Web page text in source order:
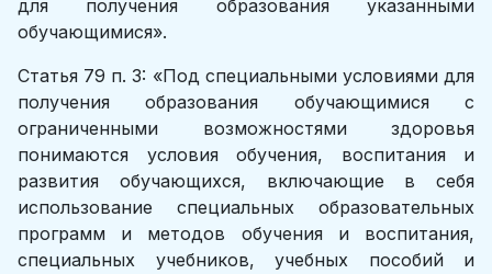
для получения образования указанными
обучающимися».
Статья 79 п. 3: «Под специальными условиями для
получения об­разования обучающимися с
ограниченными возможностями здоровья
понимаются условия обучения, воспитания и
развития обучающихся, включающие в себя
использование специальных образовательных
про­грамм и методов обучения и воспитания,
специальных учебников, учеб­ных пособий и